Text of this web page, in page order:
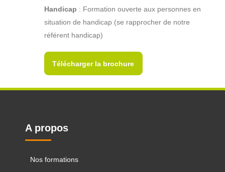
Handicap : Formation ouverte aux personnes en
situation de handicap (se rapprocher de notre
référent handicap)
Télécharger la brochure
A propos
Nos formations